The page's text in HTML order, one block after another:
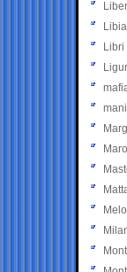
Libia
Libri